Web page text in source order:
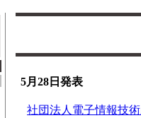
5月28日発表
社団法人電子情報技